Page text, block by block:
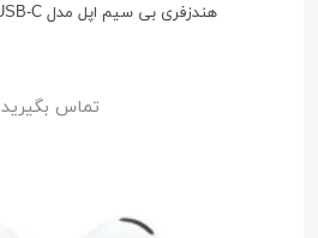
هندزفری بی سیم اپل مدل AirPods Pro 2 (USB-C)
تماس بگیرید